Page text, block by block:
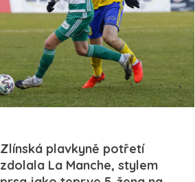
Zlínská plavkyně potřetí
zdolala La Manche, stylem